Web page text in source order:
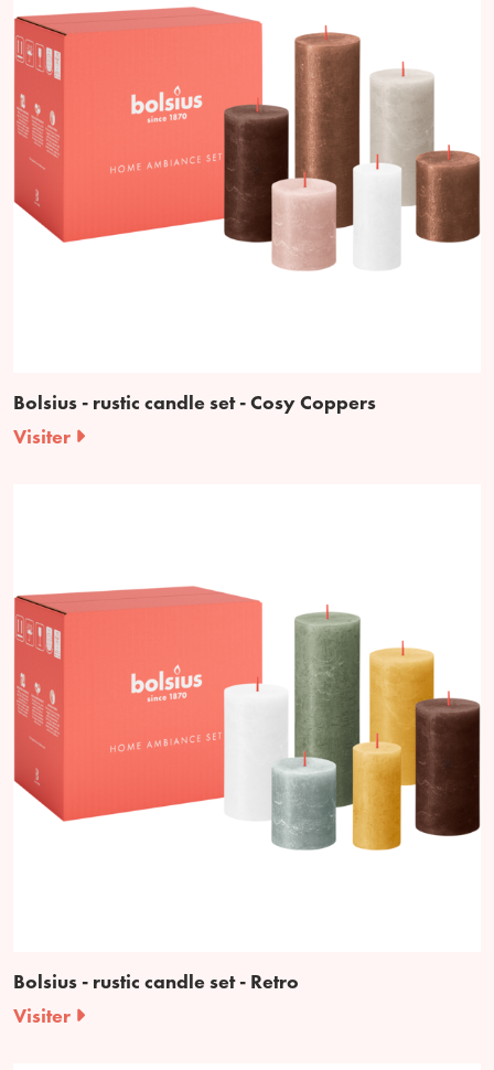
Bolsius - rustic candle set - Cosy Coppers
Visiter
Bolsius - rustic candle set - Retro
Visiter